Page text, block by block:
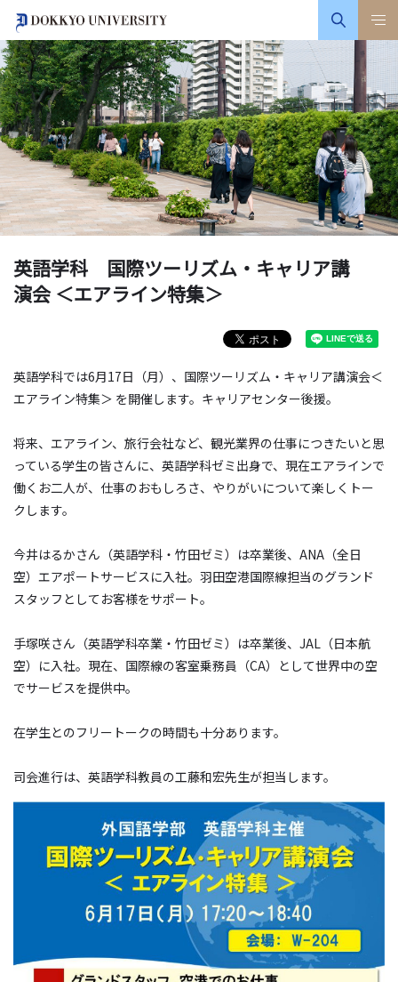
英語学科 国際ツーリズム・キャリア講
演会 ＜エアライン特集＞
英語学科では6月17日（月）、国際ツーリズム・キャリア講演会＜
エアライン特集＞ を開催します。キャリアセンター後援。
将来、エアライン、旅行会社など、観光業界の仕事につきたいと思
っている学生の皆さんに、英語学科ゼミ出身で、現在エアラインで
働くお二人が、仕事のおもしろさ、やりがいについて楽しくトー
クします。
今井はるかさん（英語学科・竹田ゼミ）は卒業後、ANA（全日
空）エアポートサービスに入社。羽田空港国際線担当のグランド
スタッフとしてお客様をサポート。
手塚咲さん（英語学科卒業・竹田ゼミ）は卒業後、JAL（日本航
空）に入社。現在、国際線の客室乗務員（CA）として世界中の空
でサービスを提供中。
在学生とのフリートークの時間も十分あります。
司会進行は、英語学科教員の工藤和宏先生が担当します。